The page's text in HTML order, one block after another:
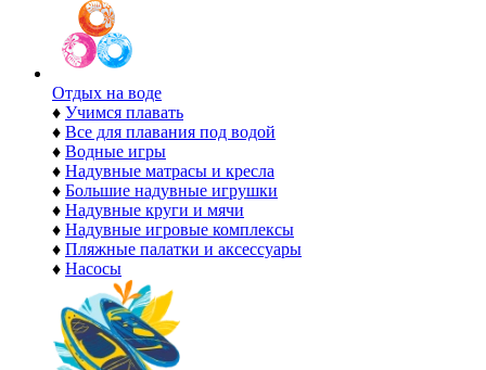
Отдых на воде
♦ Учимся плавать
♦ Все для плавания под водой
♦ Водные игры
♦ Надувные матрасы и кресла
♦ Большие надувные игрушки
♦ Надувные круги и мячи
♦ Надувные игровые комплексы
♦ Пляжные палатки и аксессуары
♦ Насосы